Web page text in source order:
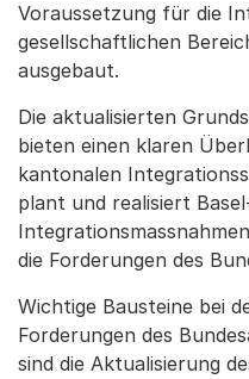
Voraussetzung für die
gesellschaftlichen
ausgebaut.
Die aktualisierten
bieten einen klaren
kantonalen
plant und realisiert
die Forderungen des
Wichtige Bausteine bei
Forderungen des
sind die Aktualisierung